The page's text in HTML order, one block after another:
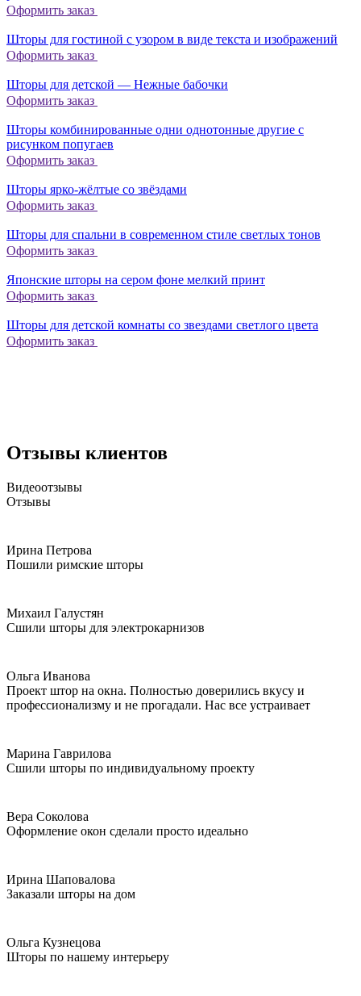
Оформить заказ
Шторы для гостиной с узором в виде текста и изображений
Оформить заказ
Шторы для детской — Нежные бабочки
Оформить заказ
Шторы комбинированные одни однотонные другие с
рисунком попугаев
Оформить заказ
Шторы ярко-жёлтые со звёздами
Оформить заказ
Шторы для спальни в современном стиле светлых тонов
Оформить заказ
Японские шторы на сером фоне мелкий принт
Оформить заказ
Шторы для детской комнаты со звездами светлого цвета
Оформить заказ
Отзывы клиентов
Видеоотзывы
Отзывы
Ирина Петрова
Пошили римские шторы
Михаил Галустян
Сшили шторы для электрокарнизов
Ольга Иванова
Проект штор на окна. Полностью доверились вкусу и
профессионализму и не прогадали. Нас все устраивает
Марина Гаврилова
Сшили шторы по индивидуальному проекту
Вера Соколова
Оформление окон сделали просто идеально
Ирина Шаповалова
Заказали шторы на дом
Ольга Кузнецова
Шторы по нашему интерьеру